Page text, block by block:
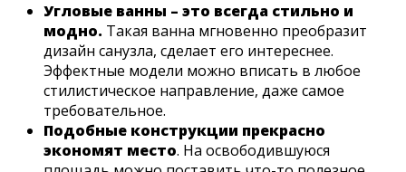
Угловые ванны – это всегда стильно и
модно. Такая ванна мгновенно преобразит
дизайн санузла, сделает его интереснее.
Эффектные модели можно вписать в любое
стилистическое направление, даже самое
требовательное.
Подобные конструкции прекрасно
экономят место. На освободившуюся